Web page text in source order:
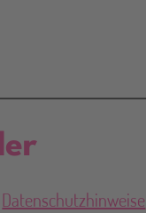
Datenschutzhinweise